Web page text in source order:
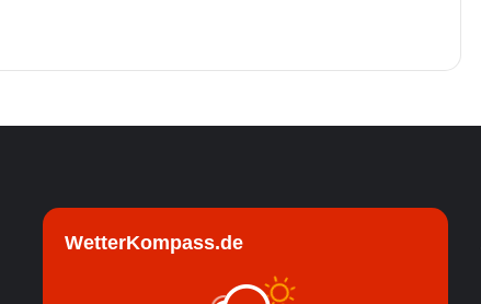
WetterKompass.de